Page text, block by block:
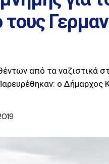
τους
από τα ναζιστικά
ο Δήμαρχος